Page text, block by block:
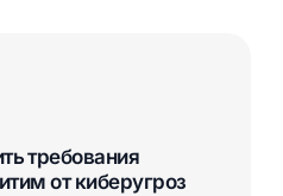
требования
от киберугроз